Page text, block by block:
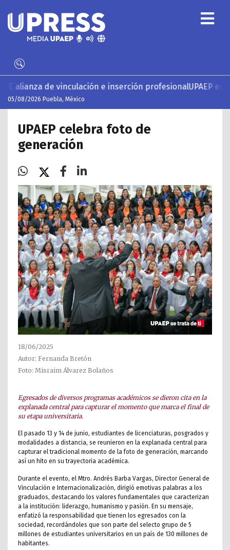
de vinculación e inserción profesional UPAEP estrena
05/08/2026 Puebla, México
UPAEP celebra foto de
generación
18/06/2025
Autor: Fernanda Bretón
Foto: Misraim Álvarez Bolaños
Egresados de diversos programas académicos se dieron cita en la
explanada central para capturar el momento que marca el final de
su etapa universitaria.
El pasado 13 y 14 de junio, estudiantes de licenciaturas, posgrados y
modalidades a distancia, se reunieron en la explanada central para
capturar el tradicional momento de la foto de generación, marcando
así un hito en su trayectoria académica.
Durante el evento, el Mtro. Andrés Barba Vargas, Director General de
Vinculación e Internacionalización, dirigió emotivas palabras a los
graduados, destacando los valores fundamentales que caracterizan
a la institución: liderazgo, humanismo y pasión. En su mensaje,
enfatizó la responsabilidad que tienen los egresados con la
sociedad, recordándoles que son parte del selecto grupo de 5
millones de estudiantes universitarios en un país de 130 millones de
habitantes.